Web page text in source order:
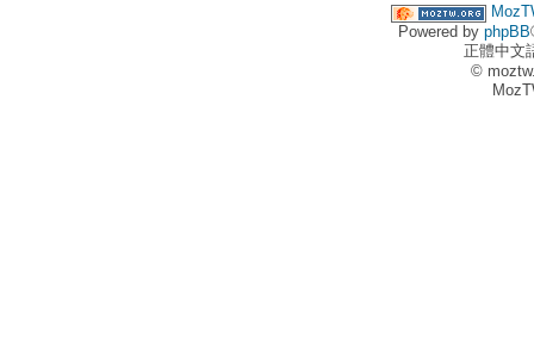
Powered by phpBB
正體中文
©